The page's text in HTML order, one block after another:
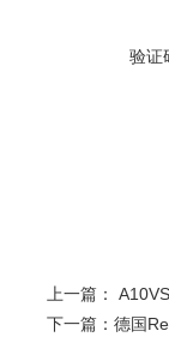
验证
上一篇：
下一篇： 德国